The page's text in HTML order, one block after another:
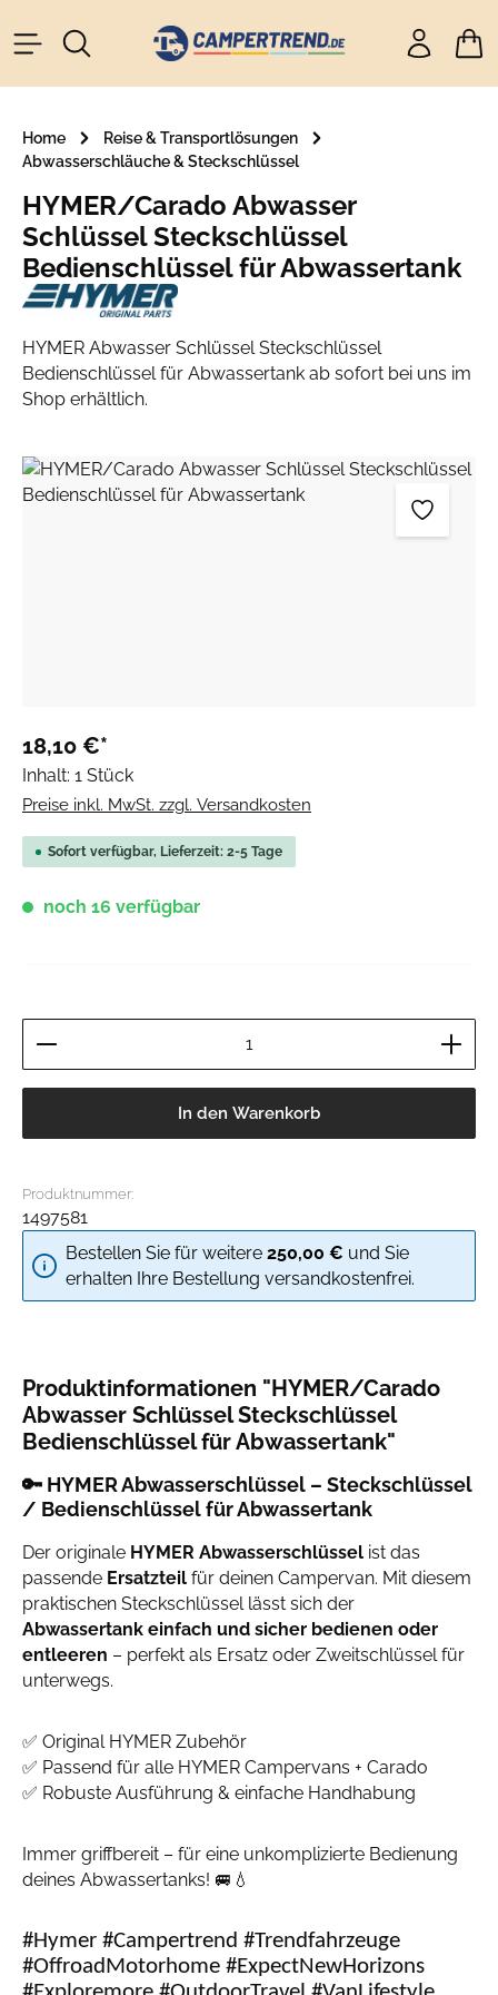
springen
Home
Reise & Transportlösungen
Abwasserschläuche & Steckschlüssel
HYMER/Carado Abwasser
Schlüssel Steckschlüssel
Bedienschlüssel für Abwassertank
HYMER Abwasser Schlüssel Steckschlüssel
Bedienschlüssel für Abwassertank ab sofort bei uns im
Shop erhältlich.
Bildergalerie überspringen
18,10 €*
Inhalt: 1 Stück
Preise inkl. MwSt. zzgl. Versandkosten
Sofort verfügbar, Lieferzeit: 2-5 Tage
noch 16 verfügbar
Produkt Anzahl: Gib den gewünschten Wert ein
In den Warenkorb
Produktnummer:
1497581
Bestellen Sie für weitere 250,00 € und Sie
erhalten Ihre Bestellung versandkostenfrei.
Produktinformationen "HYMER/Carado
Abwasser Schlüssel Steckschlüssel
Bedienschlüssel für Abwassertank"
🔑 HYMER Abwasserschlüssel – Steckschlüssel
/ Bedienschlüssel für Abwassertank
Der originale HYMER Abwasserschlüssel ist das
passende Ersatzteil für deinen Campervan. Mit diesem
praktischen Steckschlüssel lässt sich der
Abwassertank einfach und sicher bedienen oder
entleeren – perfekt als Ersatz oder Zweitschlüssel für
unterwegs.
✅ Original HYMER Zubehör
✅ Passend für alle HYMER Campervans + Carado
✅ Robuste Ausführung & einfache Handhabung
Immer griffbereit – für eine unkomplizierte Bedienung
deines Abwassertanks! 🚐💧
#Hymer #Campertrend #Trendfahrzeuge
#OffroadMotorhome #ExpectNewHorizons